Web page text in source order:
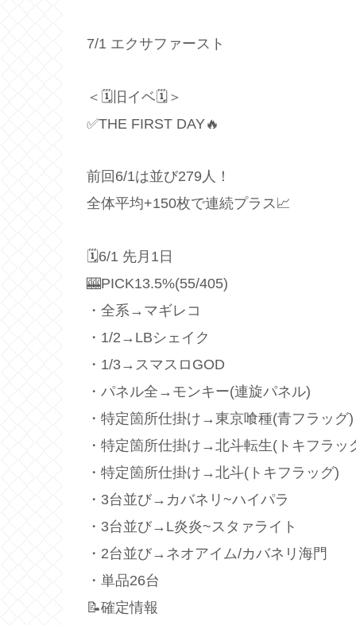
7/1 エクサファースト
＜🗓旧イベ🗓＞
✅THE FIRST DAY🔥
前回6/1は並び279人！
全体平均+150枚で連続プラス📈
🗓6/1 先月1日
🎰PICK13.5%(55/405)
・全系→マギレコ
・1/2→LBシェイク
・1/3→スマスロGOD
・パネル全→モンキー(連旋パネル)
・特定箇所仕掛け→東京喰種(青フラッグ)
・特定箇所仕掛け→北斗転生(トキフラッ
・特定箇所仕掛け→北斗(トキフラッグ)
・3台並び→カバネリ~ハイパラ
・3台並び→L炎炎~スタァライト
・2台並び→ネオアイム/カバネリ海門
・単品26台
📝確定情報